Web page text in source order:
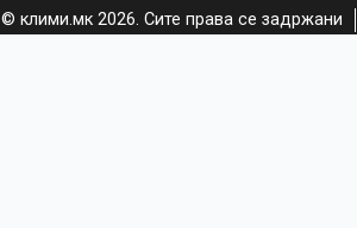
© клими.мк 2026. Сите права се задржани